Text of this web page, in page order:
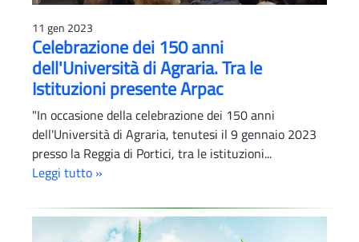
11 gen 2023
Celebrazione dei 150 anni
dell'Università di Agraria. Tra le
Istituzioni presente Arpac
"In occasione della celebrazione dei 150 anni
dell'Università di Agraria, tenutesi il 9 gennaio 2023
presso la Reggia di Portici, tra le istituzioni...
Leggi tutto »